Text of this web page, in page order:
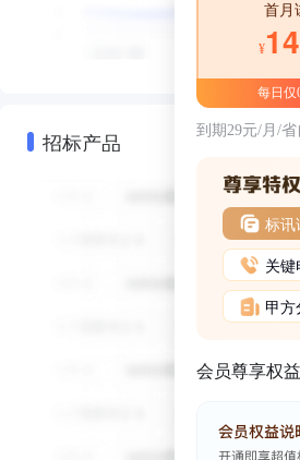
招标产品
首月
¥
每日仅
到期29元/月/省
标讯
关
甲
会员尊享权益